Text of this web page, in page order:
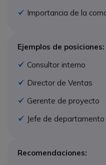
Icono
Importancia de la
Ejemplos de posiciones:
Icono
Consultor interno
Icono
Director de Ventas
Icono
Gerente de proyecto
Icono
Jefe de departamento
Recomendaciones: